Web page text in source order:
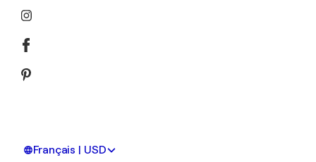
Français | USD